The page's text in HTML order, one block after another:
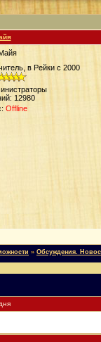
в Рейки с 2000
12980
Offline
» Обсуждения.